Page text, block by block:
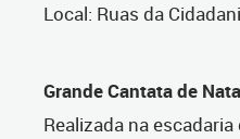
Local: Ruas da
Grande Cantata de
Realizada na